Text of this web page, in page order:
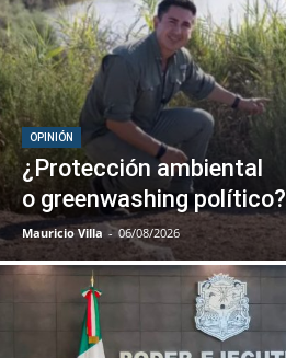
OPINIÓN
¿Protección ambiental
o greenwashing político?
Mauricio Villa - 06/08/2026